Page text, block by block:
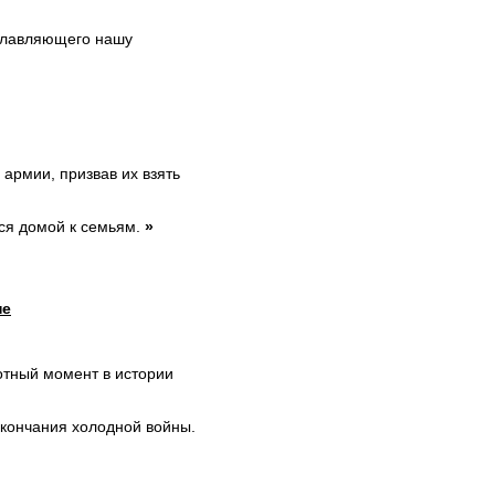
нашу
призвав их взять
домой к семьям. »
момент в истории
холодной войны.